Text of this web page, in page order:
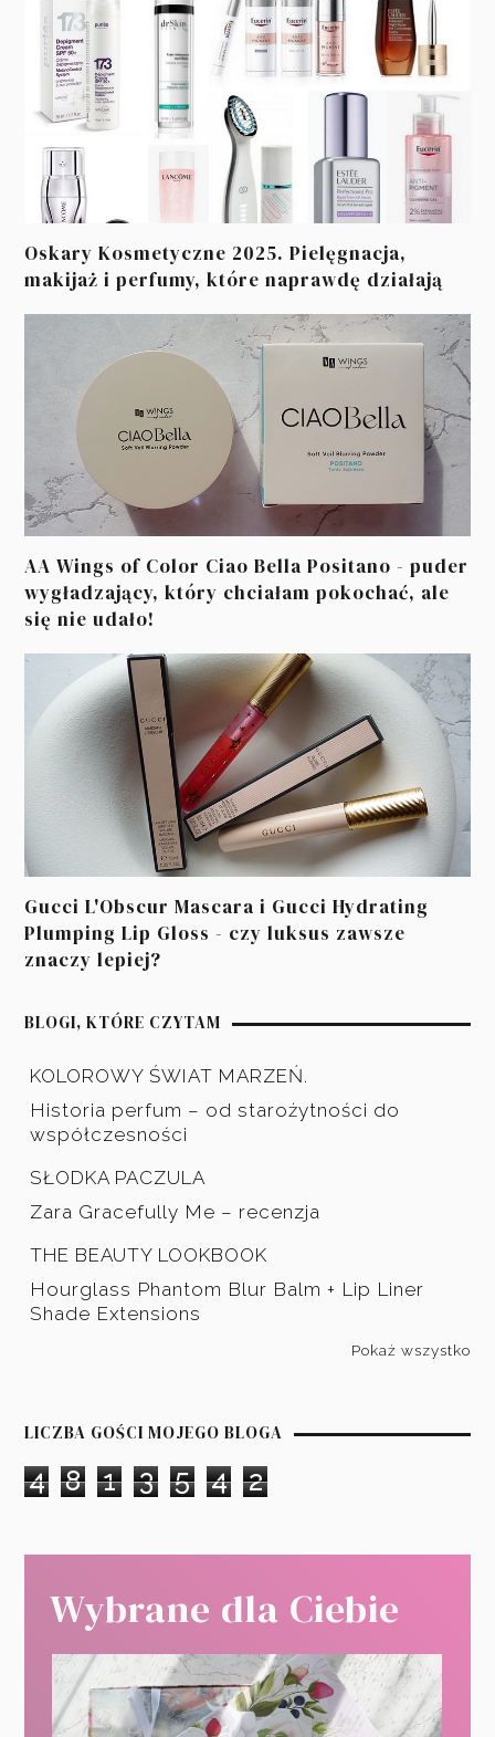
Oskary Kosmetyczne 2025. Pielęgnacja,
makijaż i perfumy, które naprawdę działają
AA Wings of Color Ciao Bella Positano - puder
wygładzający, który chciałam pokochać, ale
się nie udało!
Gucci L'Obscur Mascara i Gucci Hydrating
Plumping Lip Gloss - czy luksus zawsze
znaczy lepiej?
BLOGI, KTÓRE CZYTAM
KOLOROWY ŚWIAT MARZEŃ.
Historia perfum – od starożytności do
współczesności
SŁODKA PACZULA
Zara Gracefully Me – recenzja
THE BEAUTY LOOKBOOK
Hourglass Phantom Blur Balm + Lip Liner
Shade Extensions
Pokaż wszystko
LICZBA GOŚCI MOJEGO BLOGA
4 8 1 3 5 4 2
Wybrane dla Ciebie